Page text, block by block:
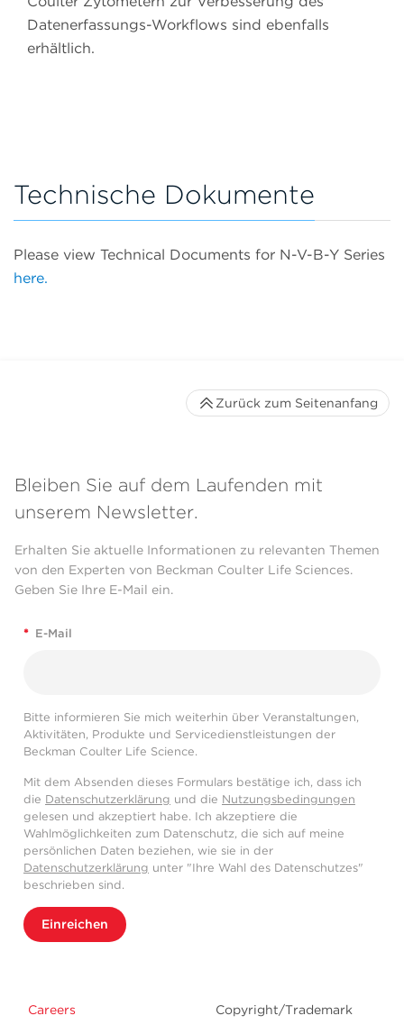
Datenerfassungs-Workflows sind ebenfalls
erhältlich.
Technische Dokumente
Please view Technical Documents for N-V-B-Y Series
here.
Bleiben Sie auf dem Laufenden mit
unserem Newsletter.
Erhalten Sie aktuelle Informationen zu relevanten Themen
von den Experten von Beckman Coulter Life Sciences.
Geben Sie Ihre E-Mail ein.
* E-Mail
Bitte informieren Sie mich weiterhin über Veranstaltungen,
Aktivitäten, Produkte und Servicedienstleistungen der
Beckman Coulter Life Science.
Mit dem Absenden dieses Formulars bestätige ich, dass ich
die Datenschutzerklärung und die Nutzungsbedingungen
gelesen und akzeptiert habe. Ich akzeptiere die
Wahlmöglichkeiten zum Datenschutz, die sich auf meine
persönlichen Daten beziehen, wie sie in der
Datenschutzerklärung unter "Ihre Wahl des Datenschutzes"
beschrieben sind.
Einreichen
Careers Copyright/Trademark
Zurück zum Seitenanfang